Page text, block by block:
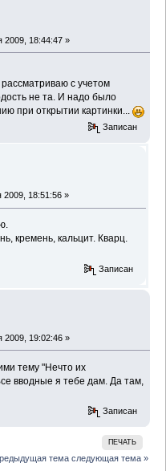
2009, 18:44:47 »
с учетом
не та. И надо было
при открытии картинки...
Записан
2009, 18:51:56 »
кремень, кальцит. Кварц.
Записан
2009, 19:02:46 »
тему "Нечто их
вводные я тебе дам. Да там,
Записан
ПЕЧАТЬ
тема следующая тема »